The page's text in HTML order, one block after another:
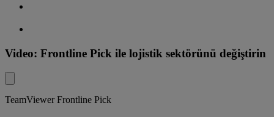
Video: Frontline Pick ile lojistik sektörünü değiştirin
TeamViewer Frontline Pick